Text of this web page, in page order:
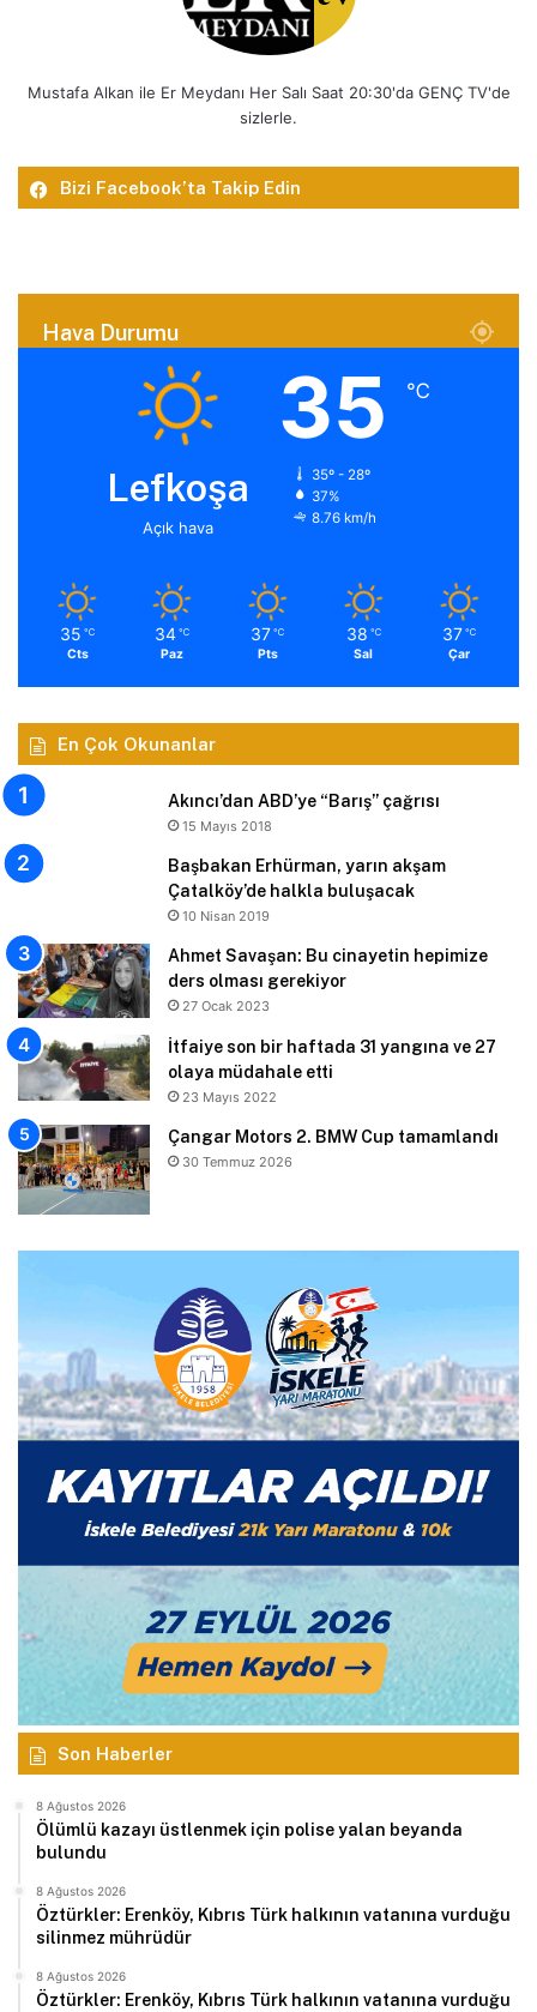
Mustafa Alkan ile Er Meydanı Her Salı Saat 20:30'da GENÇ TV'de
sizlerle.
Bizi Facebook’ta Takip Edin
Hava Durumu
Lefkoşa
Açık hava
35 ℃
35º - 28º
37%
8.76 km/h
35 ℃
Cts
34 ℃
Paz
37 ℃
Pts
38 ℃
Sal
37 ℃
Çar
En Çok Okunanlar
Akıncı’dan ABD’ye “Barış” çağrısı
15 Mayıs 2018
Başbakan Erhürman, yarın akşam
Çatalköy’de halkla buluşacak
10 Nisan 2019
Ahmet Savaşan: Bu cinayetin hepimize
ders olması gerekiyor
27 Ocak 2023
İtfaiye son bir haftada 31 yangına ve 27
olaya müdahale etti
23 Mayıs 2022
Çangar Motors 2. BMW Cup tamamlandı
30 Temmuz 2026
Son Haberler
8 Ağustos 2026
Ölümlü kazayı üstlenmek için polise yalan beyanda
bulundu
8 Ağustos 2026
Öztürkler: Erenköy, Kıbrıs Türk halkının vatanına vurduğu
silinmez mührüdür
8 Ağustos 2026
Öztürkler: Erenköy, Kıbrıs Türk halkının vatanına vurduğu